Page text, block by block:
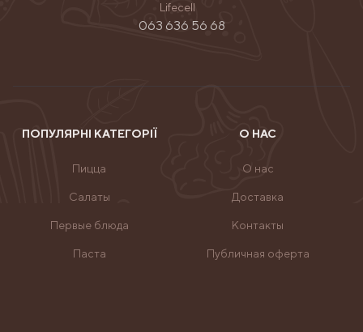
Lifecell
063 636 56 68
ПОПУЛЯРНІ КАТЕГОРІЇ
Пицца
Салаты
Первые блюда
Паста
О НАС
О нас
Доставка
Контакты
Публичная оферта